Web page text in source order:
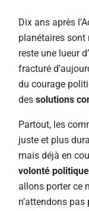
Dix ans après
planétaires sont
reste une lueur
fracturé
du courage
des solutions
Partout, les
juste et plus
mais déjà en
volonté
allons porter ce
n’attendons